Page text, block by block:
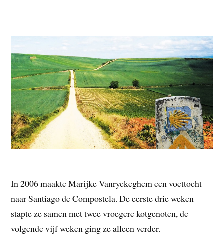
In 2006 maakte Marijke Vanryckeghem een voettocht
naar Santiago de Compostela. De eerste drie weken
stapte ze samen met twee vroegere kotgenoten, de
volgende vijf weken ging ze alleen verder.